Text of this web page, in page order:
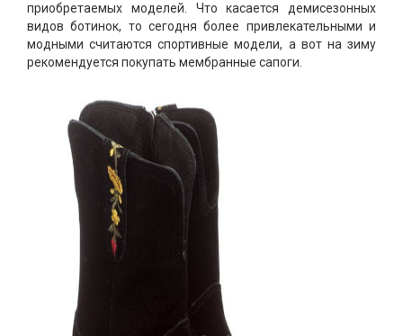
приобретаемых моделей. Что касается демисезонных
видов ботинок, то сегодня более привлекательными и
модными считаются спортивные модели, а вот на зиму
рекомендуется покупать мембранные сапоги.